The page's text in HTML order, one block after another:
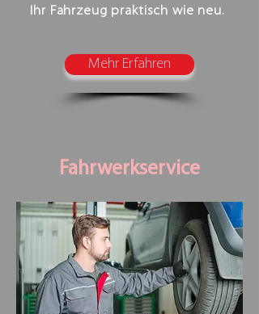
Ihr Fahrzeug praktisch wie neu.
Mehr Erfahren
Fahrwerkservice